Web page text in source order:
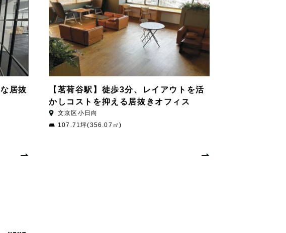
居抜
【茗荷谷駅】徒歩3分、レイアウトを活
かしコストを抑える居抜きオフィス
文京区小日向
107.71坪(356.07㎡)